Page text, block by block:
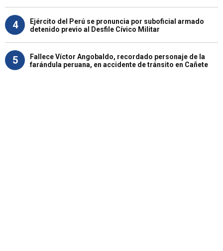
4
Ejército del Perú se pronuncia por suboficial armado
detenido previo al Desfile Cívico Militar
5
Fallece Víctor Angobaldo, recordado personaje de la
farándula peruana, en accidente de tránsito en Cañete